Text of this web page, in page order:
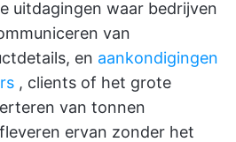
uitdagingen waar bedrijven
van
en aankondigingen
, clients of het grote
van tonnen
ervan zonder het